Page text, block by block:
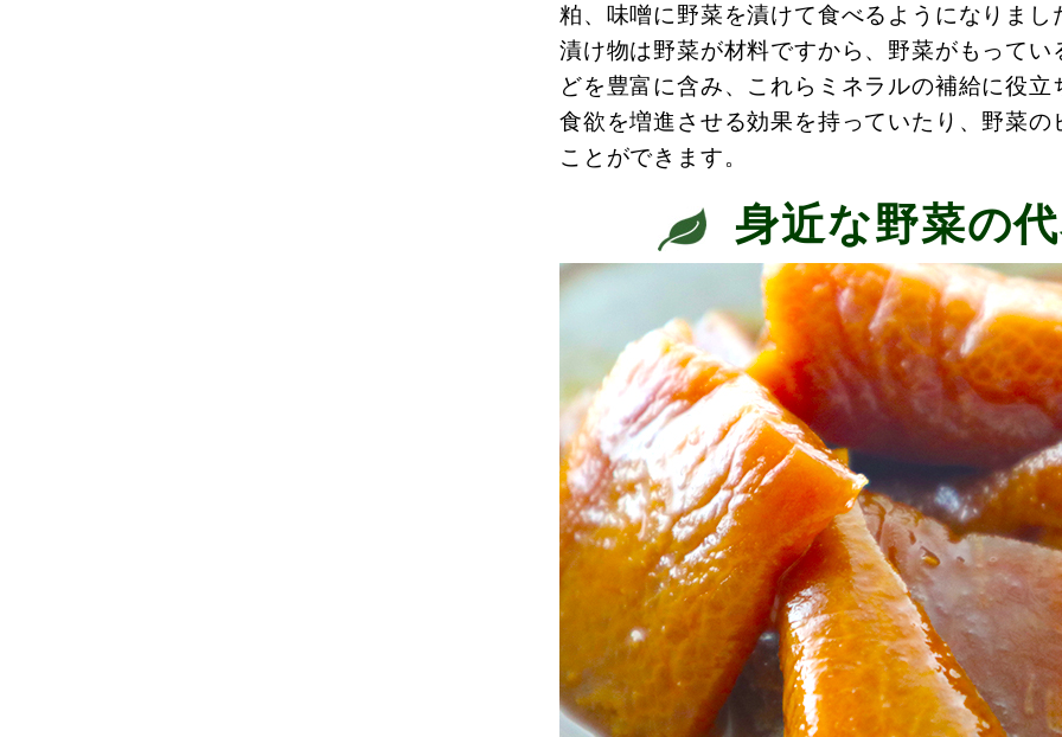
粕、味噌に野菜を漬けて食べるようになりまし
漬け物は野菜が材料ですから、野菜がもって
どを豊富に含み、これらミネラルの補給に役
食欲を増進させる効果を持っていたり、野菜
ことができます。
身近な野菜の